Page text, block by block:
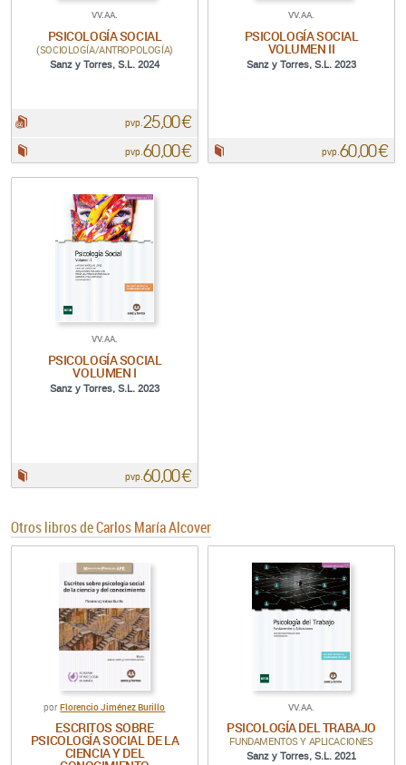
VV.AA.
PSICOLOGÍA SOCIAL
(SOCIOLOGÍA/ANTROPOLOGÍA)
Sanz y Torres, S.L. 2024
pvp. 25,00 €
pvp.60,00 €
VV.AA.
PSICOLOGÍA SOCIAL
VOLUMEN II
Sanz y Torres, S.L. 2023
pvp.60,00 €
VV.AA.
PSICOLOGÍA SOCIAL
VOLUMEN I
Sanz y Torres, S.L. 2023
pvp.60,00 €
Otros libros deCarlos María Alcover
porFlorencio Jiménez Burillo
ESCRITOS SOBRE
PSICOLOGÍA SOCIAL DE LA
CIENCIA Y DEL
VV.AA.
PSICOLOGÍA DEL TRABAJO
FUNDAMENTOS Y APLICACIONES
Sanz y Torres, S.L. 2021